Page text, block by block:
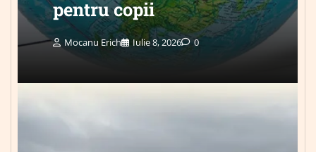
pentru copii
Mocanu Erich Iulie 8, 2026 0